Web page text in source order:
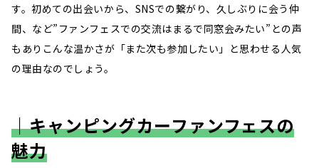
す。初めての出会いから、SNSでの繋がり、久しぶりに会う仲
間、など”ファンフェスでの交流はまるで同窓会みたい”との声
もありこんな温かさが「また次も参加したい」と思わせる人気
の理由なのでしょう。
｜キャンピングカーファンフェスの
魅力